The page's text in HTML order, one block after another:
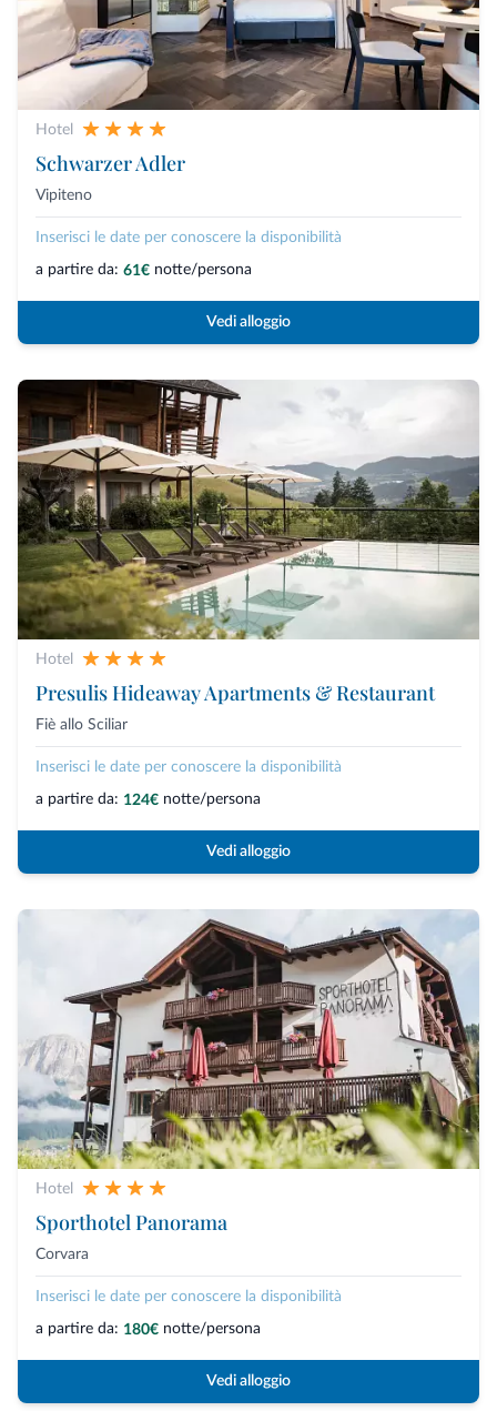
Hotel
Schwarzer Adler
Vipiteno
Inserisci le date per conoscere la disponibilità
a partire da: 61€ notte/persona
Vedi alloggio
Hotel
Presulis Hideaway Apartments & Restaurant
Fiè allo Sciliar
Inserisci le date per conoscere la disponibilità
a partire da: 124€ notte/persona
Vedi alloggio
Hotel
Sporthotel Panorama
Corvara
Inserisci le date per conoscere la disponibilità
a partire da: 180€ notte/persona
Vedi alloggio